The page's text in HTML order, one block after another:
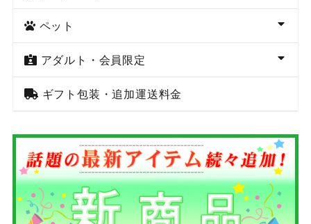
ペット
アダルト・会員限定
ギフト包装・追加運送料金